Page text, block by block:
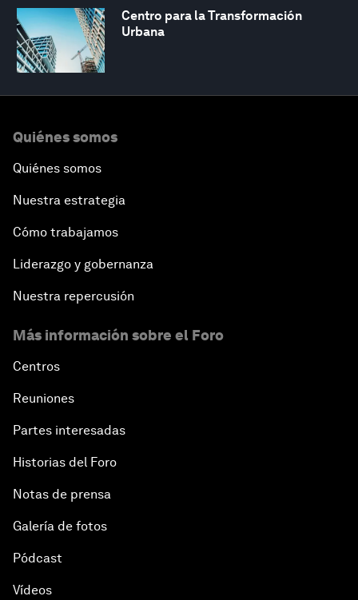
Centro para la Transformación
Urbana
Quiénes somos
Quiénes somos
Nuestra estrategia
Cómo trabajamos
Liderazgo y gobernanza
Nuestra repercusión
Más información sobre el Foro
Centros
Reuniones
Partes interesadas
Historias del Foro
Notas de prensa
Galería de fotos
Pódcast
Vídeos